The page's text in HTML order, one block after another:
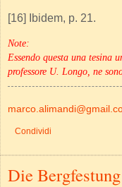
[16] Ibidem, p. 21.
Note:
Essendo questa una
professore U. Longo, ne
Condividi
Die